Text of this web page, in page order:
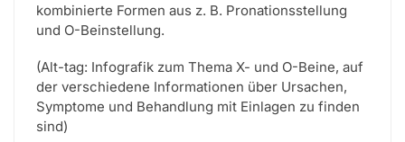
kombinierte Formen aus z. B. Pronationsstellung
und O-Beinstellung.
(Alt-tag: Infografik zum Thema X- und O-Beine, auf
der verschiedene Informationen über Ursachen,
Symptome und Behandlung mit Einlagen zu finden
sind)